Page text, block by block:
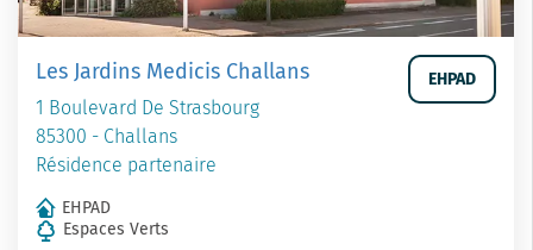
Les Jardins Medicis Challans
1 Boulevard De Strasbourg
85300 - Challans
Résidence partenaire
EHPAD
EHPAD
Espaces Verts